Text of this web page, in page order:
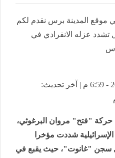
موقع المدينة برس نقدم لكم
تشدد عزله الانفرادي في
نشر في: الخميس 2 يوليه 2026 - 6:59 م | آخر تحديث:
حركة "فتح" مروان البرغوثي،
شددت مؤخرا
سجن "غانوت"، حيث يقبع في